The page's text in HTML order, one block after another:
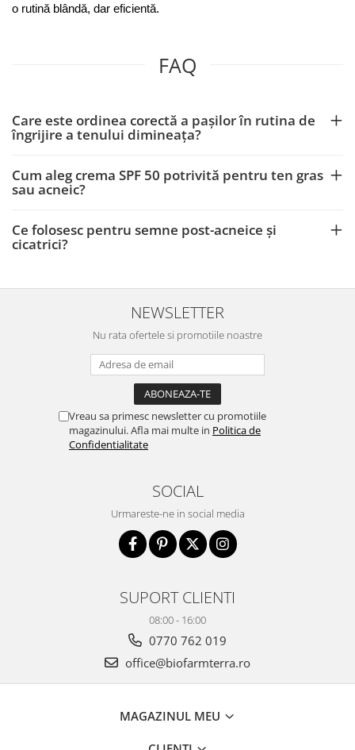
o rutină blândă, dar eficientă.
FAQ
Care este ordinea corectă a pașilor în rutina de
îngrijire a tenului dimineața?
Cum aleg crema SPF 50 potrivită pentru ten gras
sau acneic?
Ce folosesc pentru semne post-acneice și
cicatrici?
NEWSLETTER
Nu rata ofertele si promotiile noastre
Vreau sa primesc newsletter cu promotiile
magazinului. Afla mai multe in Politica de
Confidentialitate
SOCIAL
Urmareste-ne in social media
SUPORT CLIENTI
08:00 - 16:00
0770 762 019
office@biofarmterra.ro
MAGAZINUL MEU